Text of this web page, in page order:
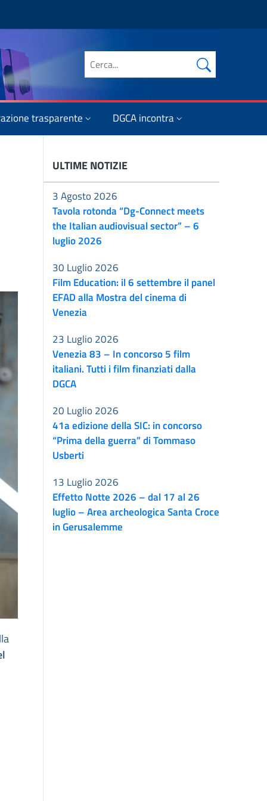
Cerca nel sito
trasparente DGCA incontra
ULTIME NOTIZIE
Tavola rotonda “Dg-Connect meets
the Italian audiovisual sector” – 6
luglio 2026
3 Agosto 2026
Film Education: il 6 settembre il panel
EFAD alla Mostra del cinema di
Venezia
30 Luglio 2026
Venezia 83 – In concorso 5 film
italiani. Tutti i film finanziati dalla
DGCA
23 Luglio 2026
41a edizione della SIC: in concorso
“Prima della guerra” di Tommaso
Usberti
20 Luglio 2026
Effetto Notte 2026 – dal 17 al 26
luglio – Area archeologica Santa Croce
in Gerusalemme
13 Luglio 2026